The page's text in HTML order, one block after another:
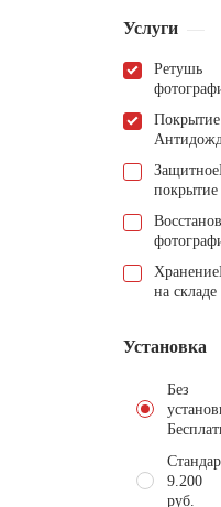
Услуги
Ретушь
Покрытие
Защитное
покрытие
Хранение
на складе
Установка
Без
9.200
руб.